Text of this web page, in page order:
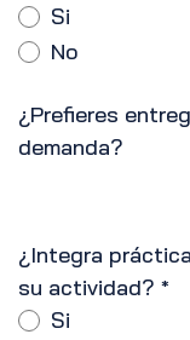
Si
No
¿Prefieres
demanda?
¿Integra
su actividad? *
Si